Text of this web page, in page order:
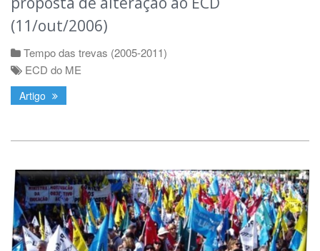
(11/out/2006)
Tempo das trevas (2005-2011)
ECD do ME
Artigo